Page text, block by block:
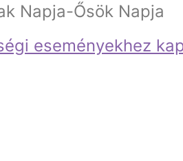
Napja-Ősök Napja
eseményekhez